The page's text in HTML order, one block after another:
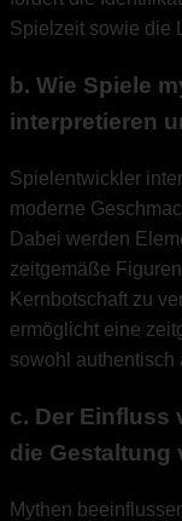
Spielzeit sowie die
b. Wie Spiele
interpretieren
Spielentwickler
moderne
Dabei werden
zeitgemäße
Kernbotschaft zu
ermöglicht eine
sowohl authentisch
c. Der Einfluss
die Gestaltung
Mythen